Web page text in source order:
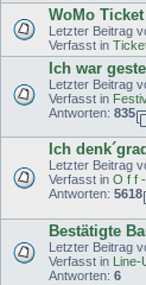
WoMo
Letzter Beitrag
Verfasst in
Ich war
Letzter Beitrag
Verfasst in
Antworten: 835
Ich
Letzter Beitrag
Verfasst in O f f
Antworten: 5618
Bestätigte
Letzter Beitrag
Verfasst in Line-
Antworten: 6